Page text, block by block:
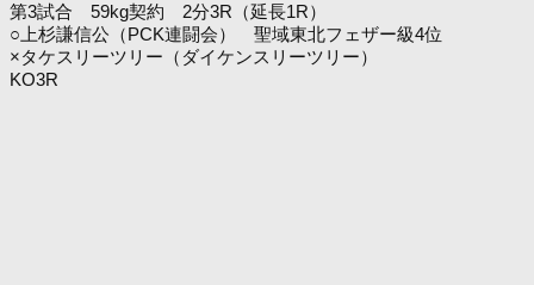
第3試合 59kg契約 2分3R（延長1R）
○上杉謙信公（PCK連闘会） 聖域東北フェザー級4位
×タケスリーツリー（ダイケンスリーツリー）
KO3R